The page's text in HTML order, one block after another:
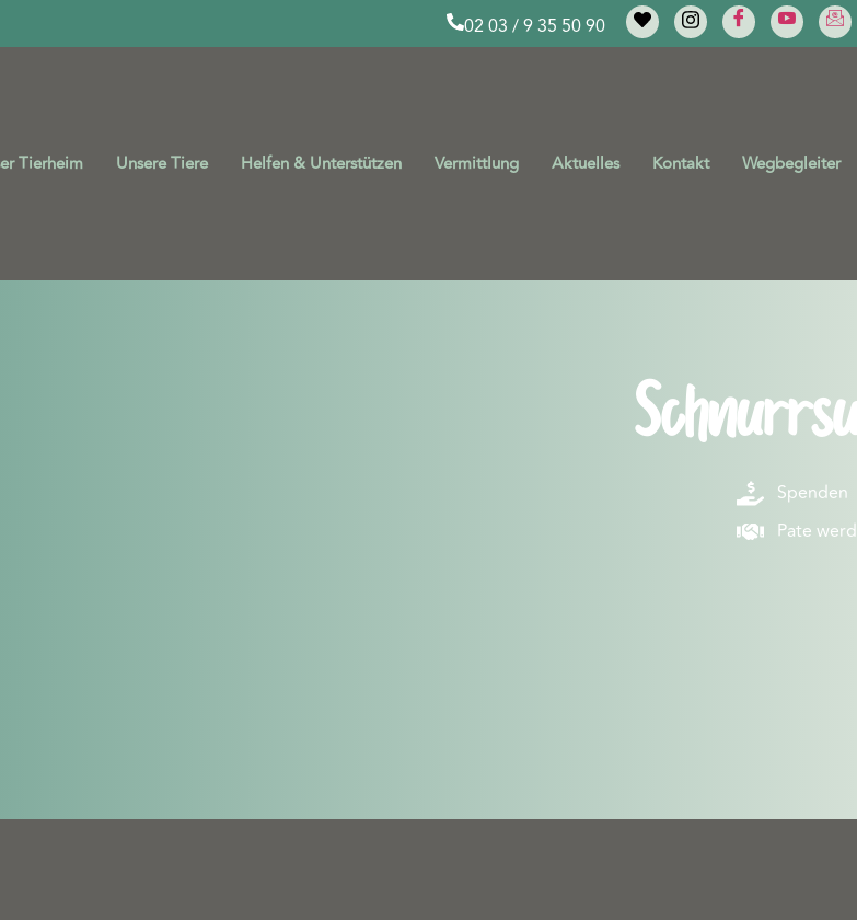
02 03 / 9 35 50 90
Tierheim Unsere Tiere Helfen & Unterstützen Vermittlung Aktuelles Kontakt Wegbegleiter
Spenden
Pate